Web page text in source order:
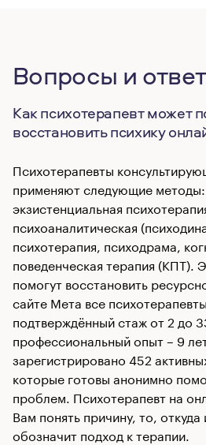
Вопросы и
Как психотерапевт может
восстановить психику
Психотерапевты
применяют следующие методы:
экзистенциальная
психоаналитическая
психотерапия, психодрама,
поведенческая терапия (КПТ).
помогут восстановить
сайте Мета все
подтверждённый стаж от 2 до
профессиональный опыт – 9
зарегистрировано 452
которые готовы анонимно
проблем. Психотерапевт на
Вам понять причину, то,
обозначит подход к терапии.